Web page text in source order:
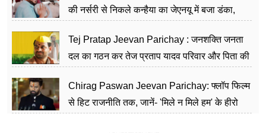
की नर्सरी से निकले कन्हैया का जेएनयू में बजा डंका,
Tej Pratap Jeevan Parichay : जनशक्ति जनता
दल का गठन कर तेज प्रताप यादव परिवार और पिता की
Chirag Paswan Jeevan Parichay: फ्लॉप फिल्म
से हिट राजनीति तक, जानें- 'मिले न मिले हम' के हीरो